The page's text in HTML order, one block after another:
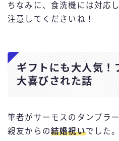
ちなみに、食洗機には対応
注意してくださいね！
ギフトにも大人気！
大喜びされた話
筆者がサーモスのタンブラ
親友からの結婚祝いでした。